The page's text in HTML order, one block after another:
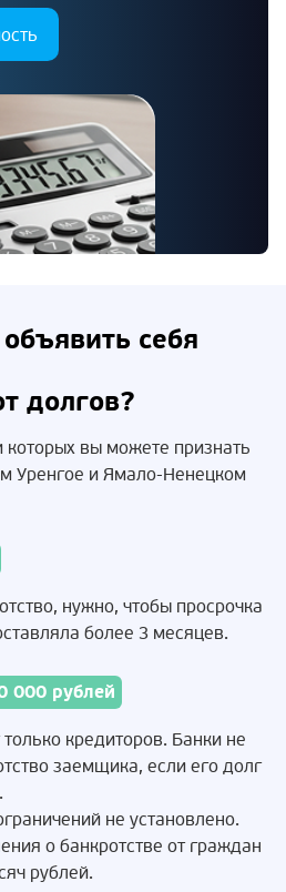
себя
долгов?
вы можете признать
Уренгое и Ямало-Ненецком
нужно, чтобы просрочка
более 3 месяцев.
000 рублей
кредиторов. Банки не
заемщика, если его долг
не установлено.
о банкротстве от граждан
рублей.